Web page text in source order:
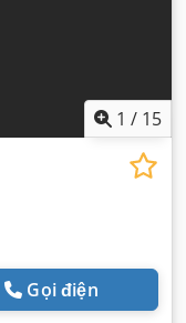
1 / 15
Gọi điện